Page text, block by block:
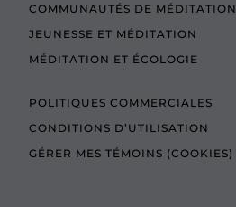
COMMUNAUTÉS DE MÉDITATION
JEUNESSE ET MÉDITATION
MÉDITATION ET ÉCOLOGIE
POLITIQUES COMMERCIALES
CONDITIONS D’UTILISATION
GÉRER MES TÉMOINS (COOKIES)